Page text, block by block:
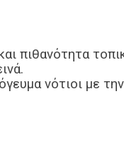
πιθανότητα
νότιοι με την